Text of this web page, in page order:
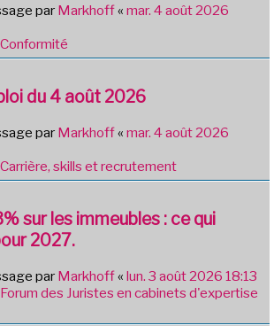
par Markhoff« mar. 4 août 2026
Conformité
du 4 août 2026
par Markhoff« mar. 4 août 2026
Carrière, skills et recrutement
sur les immeubles : ce qui
2027.
par Markhoff« lun. 3 août 2026 18:13
Forum des Juristes en cabinets d'expertise